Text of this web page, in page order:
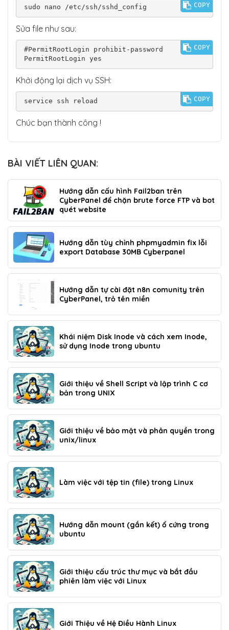
sudo nano /etc/ssh/sshd_config COPY
Sửa file như sau:
#PermitRootLogin prohibit-password
PermitRootLogin yes
COPY
Khởi động lại dịch vụ SSH:
service ssh reload COPY
Chúc bạn thành công !
BÀI VIẾT LIÊN QUAN:
Hướng dẫn cấu hình Fail2ban trên
CyberPanel để chặn brute force FTP và bot
quét website
Hướng dẫn tùy chỉnh phpmyadmin fix lỗi
export Database 30MB Cyberpanel
Hướng dẫn tự cài đặt n8n comunity trên
CyberPanel, trỏ tên miền
Khái niệm Disk Inode và cách xem Inode,
sử dụng Inode trong ubuntu
Giới thiệu về Shell Script và lập trình C cơ
bản trong UNIX
Giới thiệu về bảo mật và phân quyền trong
unix/linux
Làm việc với tệp tin (file) trong Linux
Hướng dẫn mount (gắn kết) ổ cứng trong
ubuntu
Giới thiệu cấu trúc thư mục và bắt đầu
phiên làm việc với Linux
Giới Thiệu về Hệ Điều Hành Linux